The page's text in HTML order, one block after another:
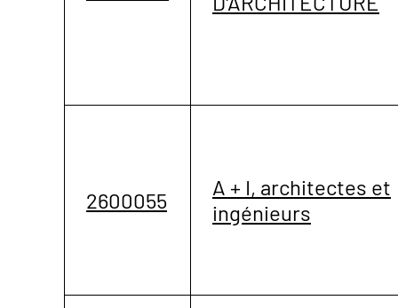
2600055
A + I, architectes et
ingénieurs